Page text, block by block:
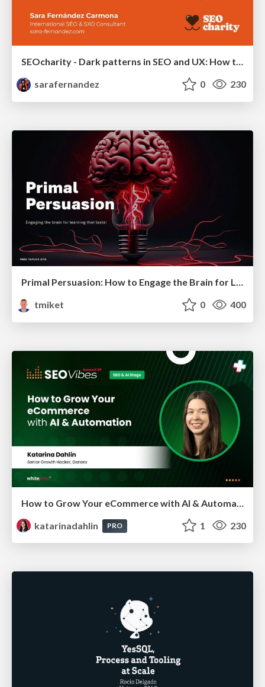
sarafernandez
0 230
Primal Persuasion: How to Engage the Brain for Learning That Lasts
tmiket
0 400
katarinadahlin
PRO 1 230